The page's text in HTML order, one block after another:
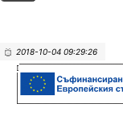
2018-10-04 09:29:26